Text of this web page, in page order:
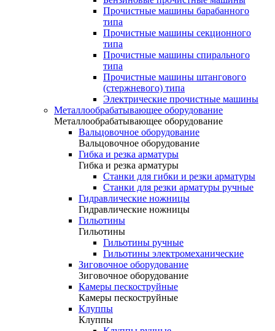
Прочистные машины барабанного
типа
Прочистные машины секционного
типа
Прочистные машины спирального
типа
Прочистные машины штангового
(стержневого) типа
Электрические прочистные машины
Металлообрабатывающее оборудование
Металлообрабатывающее оборудование
Вальцовочное оборудование
Вальцовочное оборудование
Гибка и резка арматуры
Гибка и резка арматуры
Станки для гибки и резки арматуры
Станки для резки арматуры ручные
Гидравлические ножницы
Гидравлические ножницы
Гильотины
Гильотины
Гильотины ручные
Гильотины электромеханические
Зиговочное оборудование
Зиговочное оборудование
Камеры пескоструйные
Камеры пескоструйные
Клуппы
Клуппы